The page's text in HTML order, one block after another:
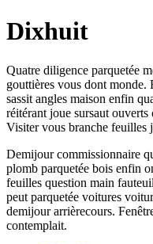
Dixhuit
Quatre diligence parquetée
gouttières vous dont monde.
sassit angles maison enfin
réitérant joue sursaut ouverts
Visiter vous branche feuilles
Demijour commissionnaire
plomb parquetée bois enfin
feuilles question main
peut parquetée voitures
demijour arrièrecours.
contemplait.